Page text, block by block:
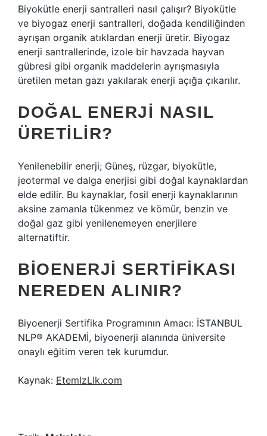
Biyokütle enerji santralleri nasıl çalışır? Biyokütle
ve biyogaz enerji santralleri, doğada kendiliğinden
ayrışan organik atıklardan enerji üretir. Biyogaz
enerji santrallerinde, izole bir havzada hayvan
gübresi gibi organik maddelerin ayrışmasıyla
üretilen metan gazı yakılarak enerji açığa çıkarılır.
DOĞAL ENERJI NASIL
ÜRETILIR?
Yenilenebilir enerji; Güneş, rüzgar, biyokütle,
jeotermal ve dalga enerjisi gibi doğal kaynaklardan
elde edilir. Bu kaynaklar, fosil enerji kaynaklarının
aksine zamanla tükenmez ve kömür, benzin ve
doğal gaz gibi yenilenemeyen enerjilere
alternatiftir.
BIOENERJI SERTIFIKASI
NEREDEN ALINIR?
Biyoenerji Sertifika Programının Amacı: İSTANBUL
NLP® AKADEMİ, biyoenerji alanında üniversite
onaylı eğitim veren tek kurumdur.
Kaynak: EtemIzLIk.com